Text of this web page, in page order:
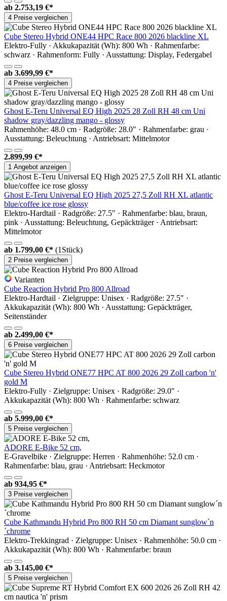
ab 2.753,19 €*
4 Preise vergleichen
Cube Stereo Hybrid ONE44 HPC Race 800 2026 blackline XL
Elektro-Fully · Akkukapazität (Wh): 800 Wh · Rahmenfarbe:
schwarz · Rahmenform: Fully · Ausstattung: Display, Federgabel
ab 3.699,99 €*
4 Preise vergleichen
Ghost E-Teru Universal EQ High 2025 28 Zoll RH 48 cm Uni
shadow gray/dazzling mango - glossy
Rahmenhöhe: 48.0 cm · Radgröße: 28.0" · Rahmenfarbe: grau ·
Ausstattung: Beleuchtung · Antriebsart: Mittelmotor
2.899,99 €*
1 Angebot anzeigen
Ghost E-Teru Universal EQ High 2025 27,5 Zoll RH XL atlantic
blue/coffee ice rose glossy
Elektro-Hardtail · Radgröße: 27.5" · Rahmenfarbe: blau, braun,
pink · Ausstattung: Beleuchtung, Gepäckträger · Antriebsart:
Mittelmotor
ab 1.799,00 €* (1Stück)
2 Preise vergleichen
Varianten
Cube Reaction Hybrid Pro 800 Allroad
Elektro-Hardtail · Zielgruppe: Unisex · Radgröße: 27.5" ·
Akkukapazität (Wh): 800 Wh · Ausstattung: Gepäckträger,
Seitenständer
ab 2.499,00 €*
6 Preise vergleichen
Cube Stereo Hybrid ONE77 HPC AT 800 2026 29 Zoll carbon 'n'
gold M
Elektro-Fully · Zielgruppe: Unisex · Radgröße: 29.0" ·
Akkukapazität (Wh): 800 Wh · Rahmenfarbe: schwarz
ab 5.999,00 €*
5 Preise vergleichen
ADORE E-Bike 52 cm,
E-Gravelbike · Zielgruppe: Herren · Rahmenhöhe: 52.0 cm ·
Rahmenfarbe: blau, grau · Antriebsart: Heckmotor
ab 934,95 €*
3 Preise vergleichen
Cube Kathmandu Hybrid Pro 800 RH 50 cm Diamant sunglow´n
´chrome
Elektro-Trekkingrad · Zielgruppe: Unisex · Rahmenhöhe: 50.0 cm ·
Akkukapazität (Wh): 800 Wh · Rahmenfarbe: braun
ab 3.145,00 €*
5 Preise vergleichen